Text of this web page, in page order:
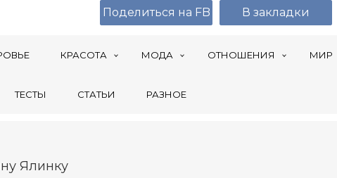
КРАСОТА МОДА ОТНОШЕНИЯ МИР
ТЕСТЫ СТАТЬИ РАЗНОЕ
Ялинку
Поделиться на FB В закладки